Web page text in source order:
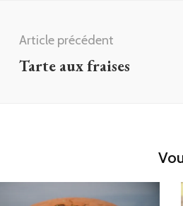
d'article
Article précédent
Tarte aux fraises